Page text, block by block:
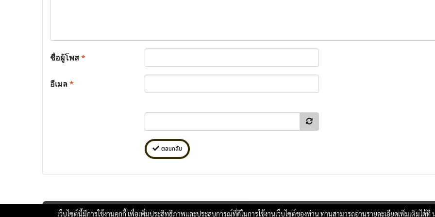
ชื่อผู้โพส*
อีเมล*
ตอบกลับ
เว็บไซต์นี้มีการใช้งานคุกกี้ เพื่อเพิ่มประสิทธิภาพและประสบการณ์ที่ดีในการใช้งานเว็บไซต์ของท่าน ท่านสามารถอ่านรายละเอียดเพิ่มเติมได้ที่